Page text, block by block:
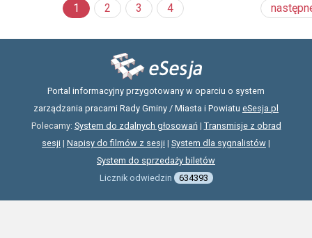
1 2 3 4
Portal informacyjny przygotowany w oparciu o system
zarządzania pracami Rady Gminy / Miasta i Powiatu eSesja.pl
Polecamy: System do zdalnych głosowań| Transmisje z obrad
sesji | Napisy do filmów z sesji | System dla sygnalistów |
System do sprzedaży biletów
Licznik odwiedzin
634393